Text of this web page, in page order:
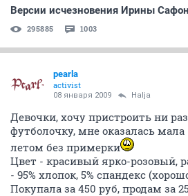
Версии исчезновения Ирины
295885 1003
pearla
activist
08 января 2009 Halja
Девочки, хочу пристроить ни
футболочку, мне оказалась
летом без примерки
Цвет - красивый ярко-розовый,
- 95% хлопок, 5% спандекс
Покупала за 450 руб, продам за